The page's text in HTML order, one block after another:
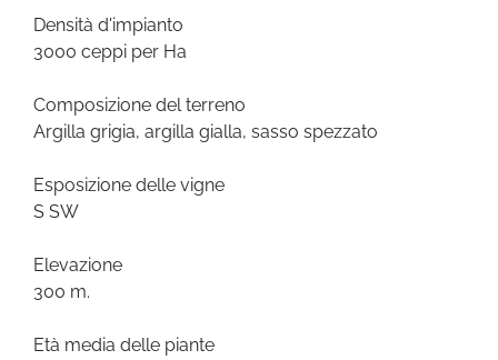
Densità d'impianto
3000 ceppi per Ha
Composizione del terreno
Argilla grigia, argilla gialla, sasso spezzato
Esposizione delle vigne
S SW
Elevazione
300 m.
Età media delle piante